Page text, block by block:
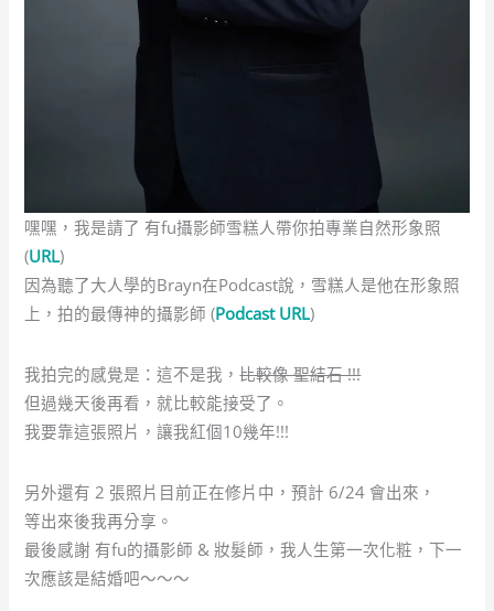
嘿嘿，我是請了 有fu攝影師雪糕人帶你拍專業自然形象照
(URL)
因為聽了大人學的Brayn在Podcast說，雪糕人是他在形象照
上，拍的最傳神的攝影師 (Podcast URL)
我拍完的感覺是：這不是我，比較像 聖結石 !!!
但過幾天後再看，就比較能接受了。
我要靠這張照片，讓我紅個10幾年!!!
另外還有 2 張照片目前正在修片中，預計 6/24 會出來，
等出來後我再分享。
最後感謝 有fu的攝影師 & 妝髮師，我人生第一次化粧，下一
次應該是結婚吧～～～